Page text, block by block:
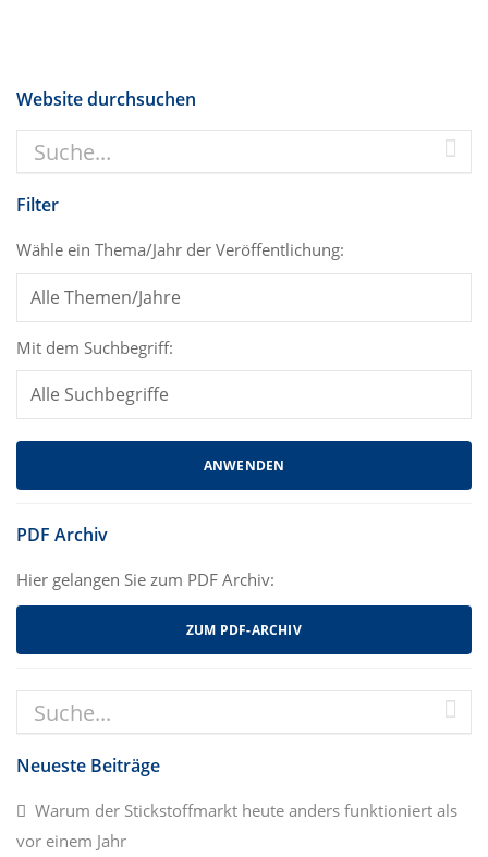
Website durchsuchen
Filter
Wähle ein Thema/Jahr der Veröffentlichung:
Mit dem Suchbegriff:
PDF Archiv
Hier gelangen Sie zum PDF Archiv:
ZUM PDF-ARCHIV
Neueste Beiträge
Warum der Stickstoffmarkt heute anders funktioniert als
vor einem Jahr